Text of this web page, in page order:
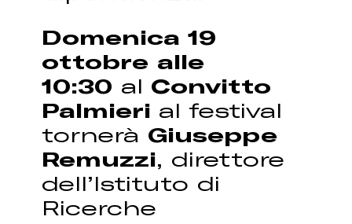
Domenica 19
ottobre alle
10:30 al Convitto
Palmieri al festival
tornerà Giuseppe
Remuzzi, direttore
dell’Istituto di
Ricerche